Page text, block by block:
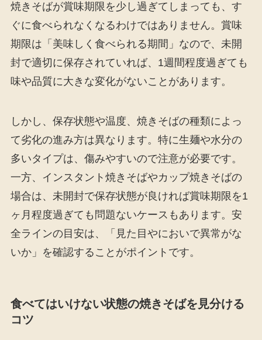
焼きそばが賞味期限を少し過ぎてしまっても、す
ぐに食べられなくなるわけではありません。賞味
期限は「美味しく食べられる期間」なので、未開
封で適切に保存されていれば、1週間程度過ぎても
味や品質に大きな変化がないことがあります。
しかし、保存状態や温度、焼きそばの種類によっ
て劣化の進み方は異なります。特に生麺や水分の
多いタイプは、傷みやすいので注意が必要です。
一方、インスタント焼きそばやカップ焼きそばの
場合は、未開封で保存状態が良ければ賞味期限を1
ヶ月程度過ぎても問題ないケースもあります。安
全ラインの目安は、「見た目やにおいで異常がな
いか」を確認することがポイントです。
食べてはいけない状態の焼きそばを見分ける
コツ